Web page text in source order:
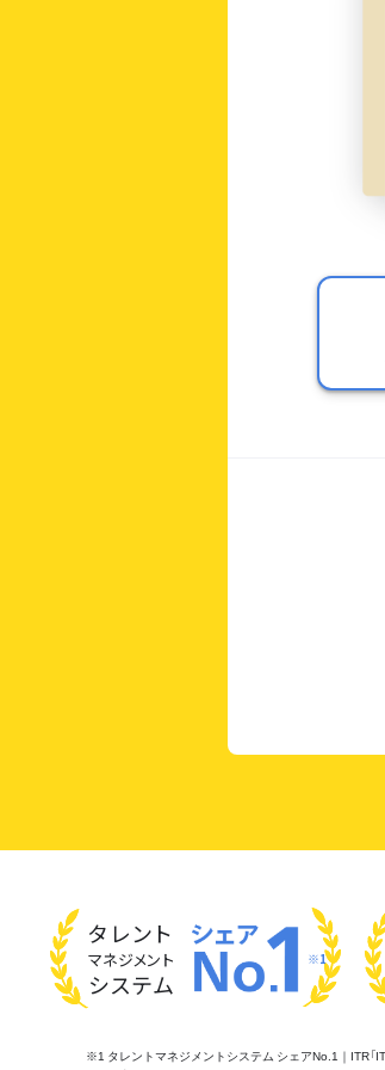
タレント
マネジメント
システム
※1
※1 タレントマネジメントシステム シェアNo.1｜ITR「